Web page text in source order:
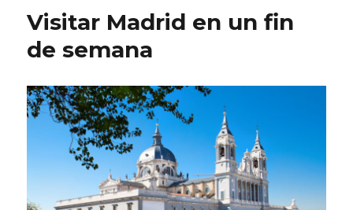
Visitar Madrid en un fin
de semana